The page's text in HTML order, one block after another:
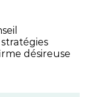
désireuse